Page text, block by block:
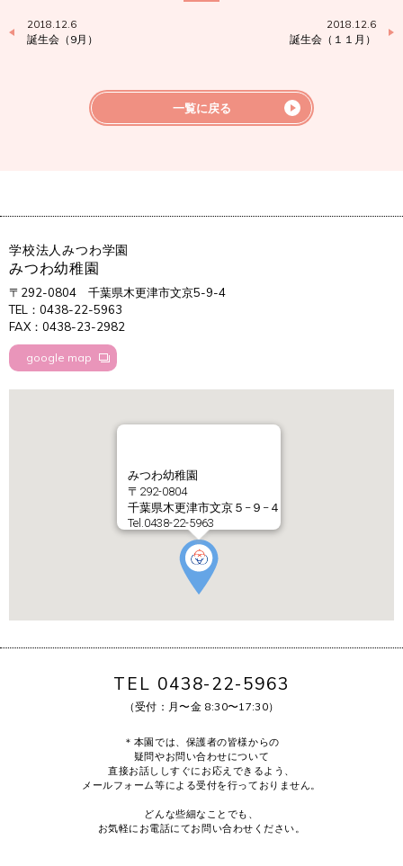
2018.12.6
誕生会（9月）
2018.12.6
誕生会（１１月）
一覧に戻る
学校法人みつわ学園
みつわ幼稚園
〒292-0804
千葉県木更津市文京5-9-4
TEL：0438-22-5963
FAX：0438-23-2982
google map
みつわ幼稚園
〒292-0804
千葉県木更津市文京５−９−４
Tel.0438-22-5963
TEL 0438-22-5963
（受付：月〜金 8:30〜17:30）
＊本園では、保護者の皆様からの
疑問やお問い合わせについて
直接お話ししすぐにお応えできるよう、
メールフォーム等による受付を行っておりません。
どんな些細なことでも、
お気軽にお電話にてお問い合わせください。